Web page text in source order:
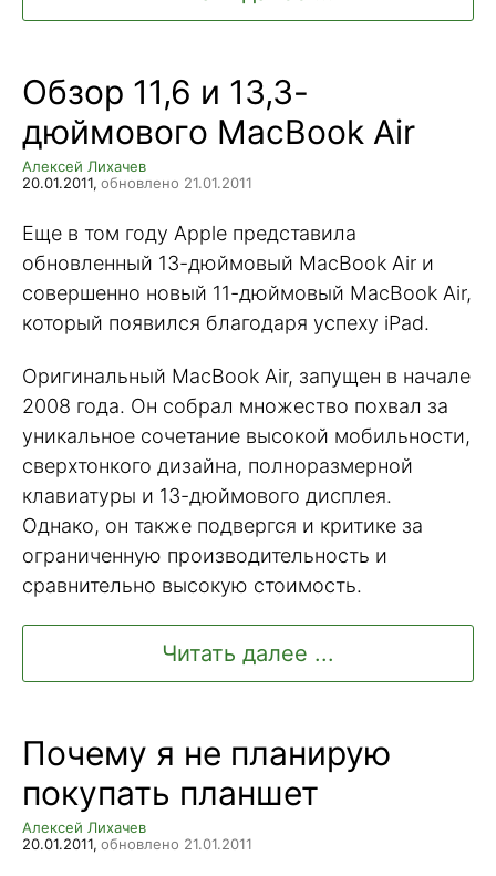
Обзор 11,6 и 13,3-
дюймового MacBook Air
Алексей Лихачев
20.01.2011, обновлено 21.01.2011
Еще в том году Apple представила
обновленный 13-дюймовый MacBook Air и
совершенно новый 11-дюймовый MacBook Air,
который появился благодаря успеху iPad.
Оригинальный MacBook Air, запущен в начале
2008 года. Он собрал множество похвал за
уникальное сочетание высокой мобильности,
сверхтонкого дизайна, полноразмерной
клавиатуры и 13-дюймового дисплея.
Однако, он также подвергся и критике за
ограниченную производительность и
сравнительно высокую стоимость.
Читать далее ...
Почему я не планирую
покупать планшет
Алексей Лихачев
20.01.2011, обновлено 21.01.2011